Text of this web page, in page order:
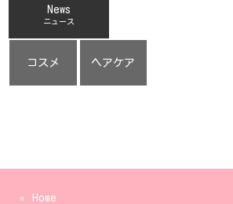
News
ニュース
コスメ ヘアケア
Home